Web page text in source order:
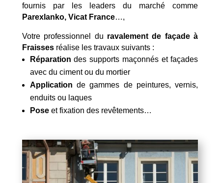
fournis par les leaders du marché comme
Parexlanko, Vicat France…,
Votre professionnel du ravalement de façade à
Fraissesréalise les travaux suivants :
Réparation des supports maçonnés et façades
avec du ciment ou du mortier
Application de gammes de peintures, vernis,
enduits ou laques
Poseet fixation des revêtements…